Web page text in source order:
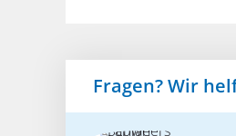
Fragen? Wir